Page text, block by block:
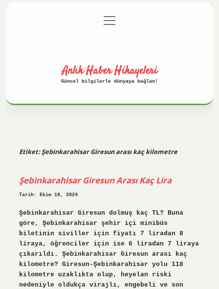
Gizlilik Politikası
menüyü
aç
Anlık Haber Hikayeleri
Güncel bilgilerle dünyaya bağlan!
Etiket:Şebinkarahisar Giresun arası kaç kilometre
Şebinkarahisar Giresun Arası Kaç Lira
Tarih: Ekim 18, 2024
Şebinkarahisar Giresun dolmuş kaç TL? Buna
göre, Şebinkarahisar şehir içi minibüs
biletinin siviller için fiyatı 7 liradan 8
liraya, öğrenciler için ise 6 liradan 7 liraya
çıkarıldı. Şebinkarahisar Giresun arası kaç
kilometre? Giresun-Şebinkarahisar yolu 118
kilometre uzaklıkta olup, heyelan riski
nedeniyle oldukça virajlı, engebeli ve son